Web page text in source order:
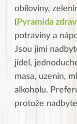
obiloviny,
( Pyramida
potraviny a
Jsou jimi
jídel,
masa, uzenin,
alkoholu.
protože